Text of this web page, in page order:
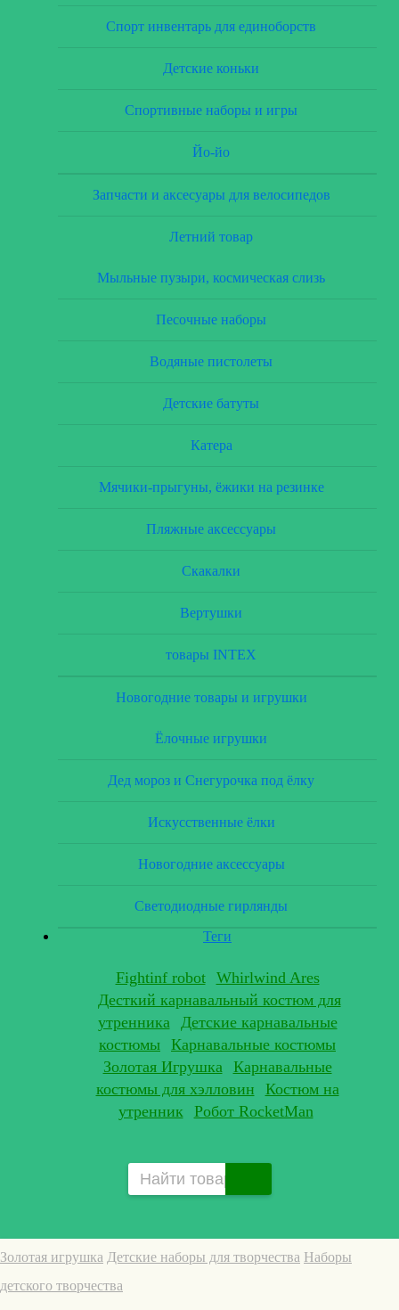
Спорт инвентарь для единоборств
Детские коньки
Спортивные наборы и игры
Йо-йо
Запчасти и аксесуары для велосипедов
Летний товар
Мыльные пузыри, космическая слизь
Песочные наборы
Водяные пистолеты
Детские батуты
Катера
Мячики-прыгуны, ёжики на резинке
Пляжные аксессуары
Скакалки
Вертушки
товары INTEX
Новогодние товары и игрушки
Ёлочные игрушки
Дед мороз и Снегурочка под ёлку
Искусственные ёлки
Новогодние аксессуары
Светодиодные гирлянды
Теги
Fightinf robot
Whirlwind Ares
Десткий карнавальный костюм для
утренника
Детские карнавальные
костюмы Карнавальные костюмы
Золотая Игрушка
Карнавальные
костюмы для хэлловин
Костюм на
утренник
Робот RocketMan
Золотая игрушка Детские наборы для творчества Наборы
детского творчества